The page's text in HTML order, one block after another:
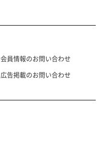
会員情報のお問い合わせ
広告掲載のお問い合わせ